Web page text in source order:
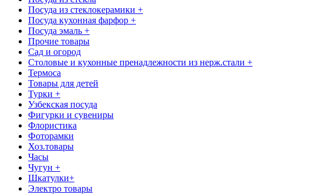
Посуда из стеклокерамики +
Посуда кухонная фарфор +
Посуда эмаль +
Прочие товары
Сад и огород
Столовые и кухонные пренадлежности из нерж.стали +
Термоса
Товары для детей
Турки +
Узбекская посуда
Фигурки и сувениры
Флористика
Фоторамки
Хоз.товары
Часы
Чугун +
Шкатулки+
Электро товары